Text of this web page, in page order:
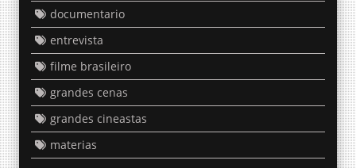
documentario
entrevista
filme brasileiro
grandes cenas
grandes cineastas
materias